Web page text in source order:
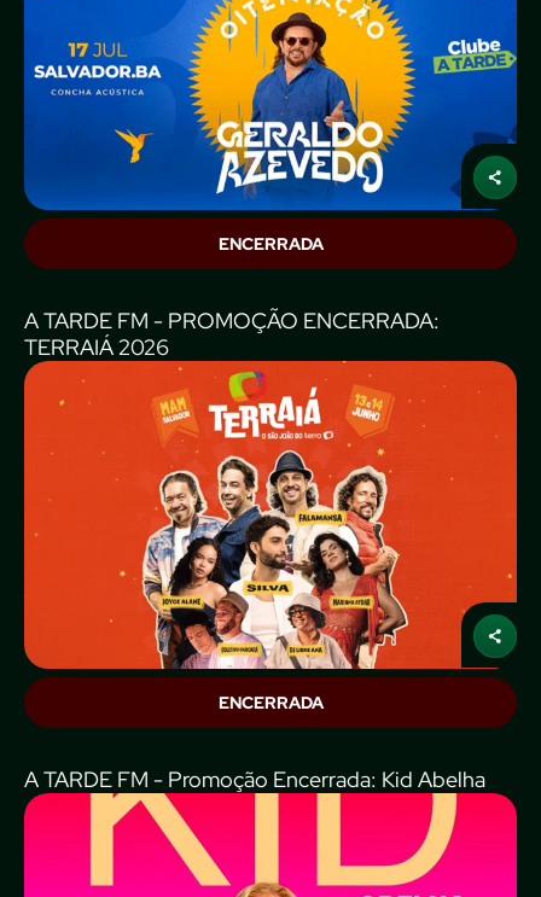
ENCERRADA
A TARDE FM - PROMOÇÃO ENCERRADA:
TERRAIÁ 2026
ENCERRADA
A TARDE FM - Promoção Encerrada: Kid Abelha